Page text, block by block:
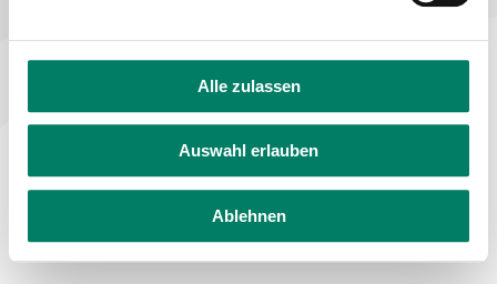
Alle zulassen
Auswahl erlauben
Ablehnen